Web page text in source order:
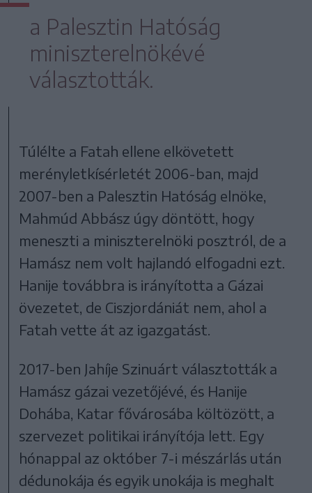
a Palesztin Hatóság
miniszterelnökévé
választották.
Túlélte a Fatah ellene elkövetett
merényletkísérletét 2006-ban, majd
2007-ben a Palesztin Hatóság elnöke,
Mahmúd Abbász úgy döntött, hogy
meneszti a miniszterelnöki posztról, de a
Hamász nem volt hajlandó elfogadni ezt.
Hanije továbbra is irányította a Gázai
övezetet, de Ciszjordániát nem, ahol a
Fatah vette át az igazgatást.
2017-ben Jahíje Szinuárt választották a
Hamász gázai vezetőjévé, és Hanije
Dohába, Katar fővárosába költözött, a
szervezet politikai irányítója lett. Egy
hónappal az október 7-i mészárlás után
dédunokája és egyik unokája is meghalt